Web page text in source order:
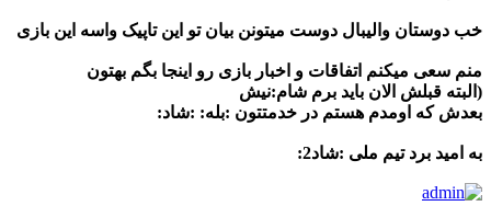
خب دوستان والیبال دوست میتونن بیان تو این تاپیک واسه این بازی
منم سعی میکنم اتفاقات و اخبار بازی رو اینجا بگم بهتون
(البته قبلش الان باید برم شام:نیش
بعدش که اومدم هستم در خدمتتون :بله: :شاد:
به امید برد تیم ملی :شاد2: